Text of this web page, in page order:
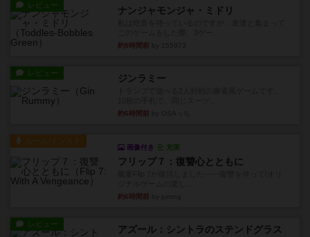
レビュー ナンジャモンジャ・ミドリ
約5時間前
レビュー ジンラミー
約6時間前
ルール/インスト
画像付き 充実
フリップ７：復讐心とともに
約6時間前
レビュー アズール：シントラのステンドグラス